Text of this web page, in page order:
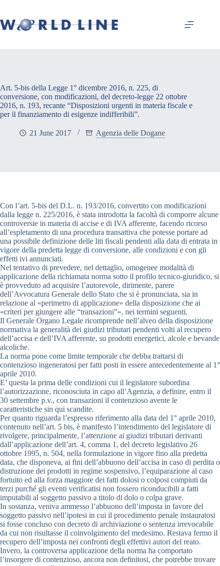
Art. 5-bis della Legge 1° dicembre 2016, n. 225, di
conversione, con modificazioni, del decreto-legge 22 ottobre
2016, n. 193, recante “Disposizioni urgenti in materia fiscale e
per il finanziamento di esigenze indifferibili”.
21 June 2017 Agenzia delle Dogane
Con l’art. 5-bis del D.L. n. 193/2016, convertito con modificazioni
dalla legge n. 225/2016, è stata introdotta la facoltà di comporre alcune
controversie in materia di accise e di IVA afferente, facendo ricorso
all’espletamento di una procedura transattiva che potesse portare ad
una possibile definizione delle liti fiscali pendenti alla data di entrata in
vigore della predetta legge di conversione, alle condizioni e con gli
effetti ivi annunciati.
Nel tentativo di prevedere, nel dettaglio, omogenee modalità di
applicazione della richiamata norma sotto il profilo tecnico-giuridico, si
è provveduto ad acquisire l’autorevole, dirimente, parere
dell’Avvocatura Generale dello Stato che si è pronunciata, sia in
relazione al «perimetro di applicazione» della disposizione che ai
«criteri per giungere alle “transazioni”», nei termini seguenti.
Il Generale Organo Legale ricomprende nell’alveo della disposizione
normativa la generalità dei giudizi tributari pendenti volti al recupero
dell’accisa e dell’IVA afferente, su prodotti energetici, alcole e bevande
alcoliche.
La norma pone come limite temporale che debba trattarsi di
contenzioso ingeneratosi per fatti posti in essere antecedentemente al 1°
aprile 2010.
E’ questa la prima delle condizioni cui il legislatore subordina
l’autorizzazione, riconosciuta in capo all’Agenzia, a definire, entro il
30 settembre p.v., con transazioni il contenzioso avente le
caratteristiche sin qui scandite.
Per quanto riguarda l’espresso riferimento alla data del 1° aprile 2010,
contenuto nell’art. 5 bis, è manifesto l’intendimento del legislatore di
rivolgere, principalmente, l’attenzione ai giudizi tributari derivanti
dall’applicazione dell’art. 4, comma 1, del decreto legislativo 26
ottobre 1995, n. 504, nella formulazione in vigore fino alla predetta
data, che disponeva, ai fini dell’abbuono dell’accisa in caso di perdita o
distruzione dei prodotti in regime sospensivo, l’equiparazione al caso
fortuito ed alla forza maggiore dei fatti dolosi o colposi compiuti da
terzi purché gli eventi verificatisi non fossero riconducibili a fatti
imputabili al soggetto passivo a titolo di dolo o colpa grave.
In sostanza, veniva ammesso l’abbuono dell’imposta in favore del
soggetto passivo nell’ipotesi in cui il procedimento penale instauratosi
si fosse concluso con decreto di archiviazione o sentenza irrevocabile
da cui non risultasse il coinvolgimento del medesimo. Restava fermo il
recupero dell’imposta nei confronti degli effettivi autori del reato.
Invero, la controversa applicazione della norma ha comportato
l’insorgere di contenzioso, ancora non definitosi, che potrebbe trovare